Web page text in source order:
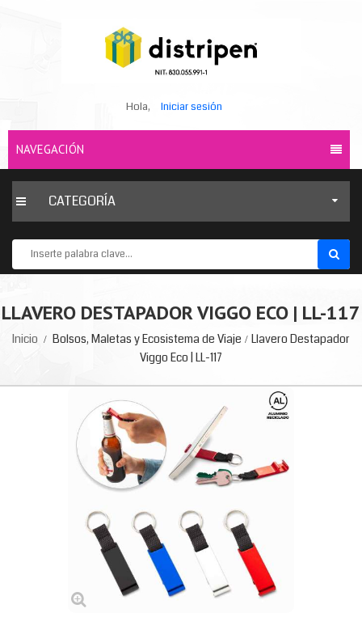
Hola, Iniciar sesión
NAVEGACIÓN
CATEGORÍA
LLAVERO DESTAPADOR VIGGO ECO | LL-117
Inicio Bolsos, Maletas y Ecosistema de Viaje
Llavero Destapador
Viggo Eco | LL-117